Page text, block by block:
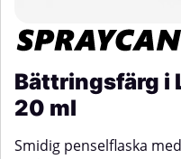
Bättringsfärg i
20 ml
Smidig penselflaska